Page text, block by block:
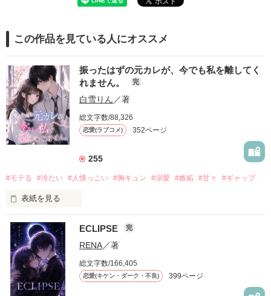
この作品を見ている人にオススメ
振ったはずの元カレが、今でも私を離してく
れません。
完
白雪りん ／著
総文字数/88,326
恋愛(ラブコメ) 352ページ
255
#モテる #冷たい #人懐っこい #胸キュン #溺愛 #嫉妬 #甘々 #ギャップ
表紙を見る
「好きだったから、別れを選んだ。」
モテる人を好きになるのが怖かった。
だから私は、中学時代に大好きだった彼を自分から振った。
もう会うことはないと思っていたのに、
ECLIPSE 完
RENA／著
総文字数/166,405
恋愛(キケン・ダーク・不良) 399ページ